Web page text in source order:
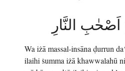
اَصْحٰبِ النَّارِ
Wa iżā massal-insāna ḍurrun
ilaihi ṡumma iżā khawwalahū